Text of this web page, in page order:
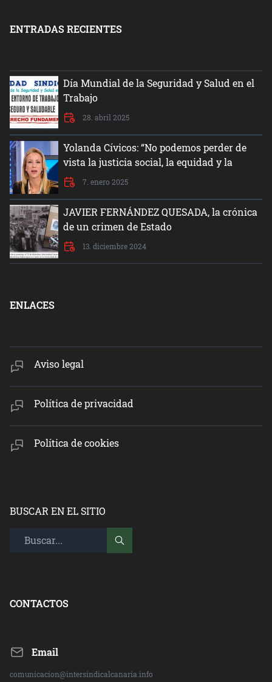
ENTRADAS RECIENTES
Día Mundial de la Seguridad y Salud en el
Trabajo
28. abril 2025
Yolanda Cívicos: “No podemos perder de
vista la justicia social, la equidad y la
dignidad del ser humano”
7. enero 2025
JAVIER FERNÁNDEZ QUESADA, la crónica
de un crimen de Estado
13. diciembre 2024
ENLACES
Aviso legal
Política de privacidad
Política de cookies
BUSCAR EN EL SITIO
CONTACTOS
Email
comunicacion@intersindicalcanaria.info